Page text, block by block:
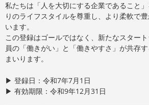
私たちは「人を大切にする企業であること
りのライフスタイルを尊重し、より柔軟で
います。
この登録はゴールではなく、新たなスター
員の「働きがい」と「働きやすさ」が共存
まいります。
▶ 登録日：令和7年7月1日
▶ 有効期限：令和9年12月31日